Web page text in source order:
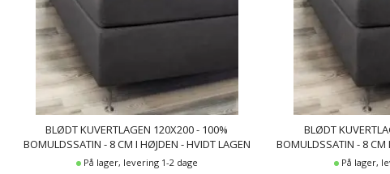
BLØDT KUVERTLAGEN 120X200 - 100%
BOMULDSSATIN - 8 CM I HØJDEN - HVIDT LAGEN
TIL TOPMADRAS - BY NIGHT SATIN LAGEN
På lager, levering 1-2 dage
BLØDT
BOMULDSSATIN - 8 CM
TOPMADRAS -
På lager,